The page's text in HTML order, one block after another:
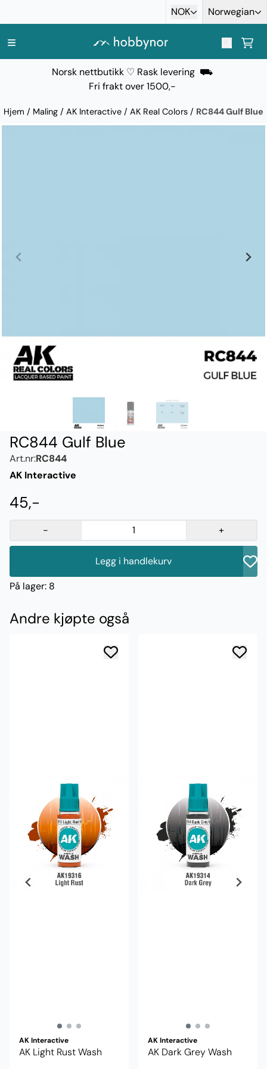
NOK Norwegian
Norsk nettbutikk ♡ Rask levering ⛟
Fri frakt over 1500,-
Hjem / Maling / AK Interactive / AK Real Colors / RC844 Gulf Blue
RC844 Gulf Blue
Art.nr:RC844
AK Interactive
45,-
- +
Legg i handlekurv
På lager: 8
Andre kjøpte også
AK Interactive
AK Light Rust Wash
AK Interactive
AK Dark Grey Wash